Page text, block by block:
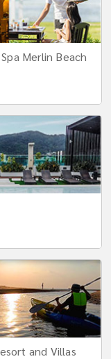
Merlin Beach
and Villas